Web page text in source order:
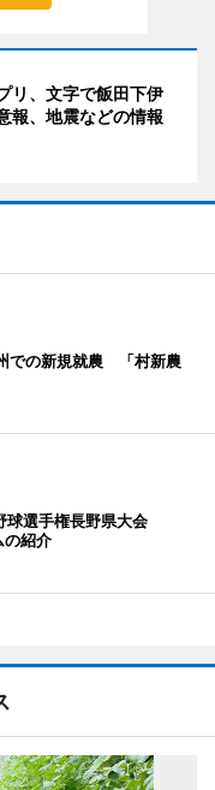
リ、文字で飯田下伊
報、地震などの情報
での新規就農 「村新農
選手権長野県大会
の紹介